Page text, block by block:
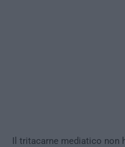
Il tritacarne mediatico non